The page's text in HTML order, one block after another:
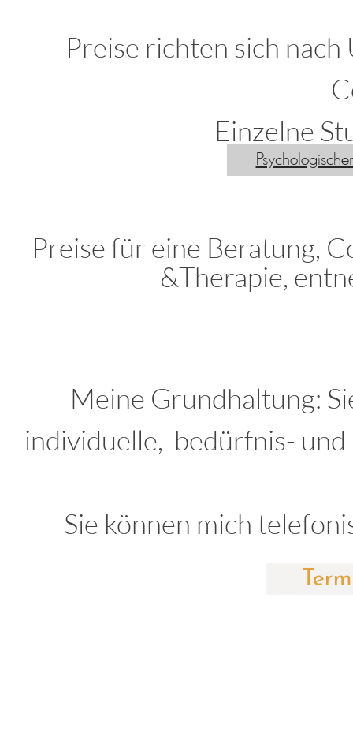
Preise richten sich
Einzelne
Preise für eine Beratung,
&Therapie,
Meine Grundhaltung:
individuelle, bedürfnis-
Sie können mich